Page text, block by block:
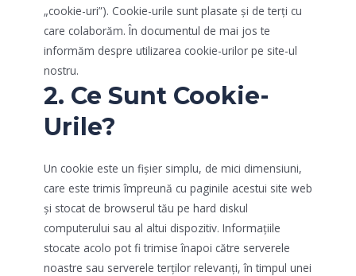
„cookie-uri”). Cookie-urile sunt plasate și de terți cu
care colaborăm. În documentul de mai jos te
informăm despre utilizarea cookie-urilor pe site-ul
nostru.
2. Ce Sunt Cookie-
Urile?
Un cookie este un fișier simplu, de mici dimensiuni,
care este trimis împreună cu paginile acestui site web
și stocat de browserul tău pe hard diskul
computerului sau al altui dispozitiv. Informațiile
stocate acolo pot fi trimise înapoi către serverele
noastre sau serverele terților relevanți, în timpul unei